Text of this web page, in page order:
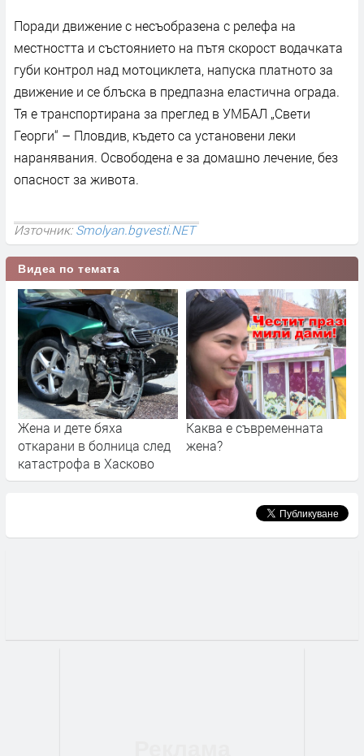
Поради движение с несъобразена с релефа на
местността и състоянието на пътя скорост водачката
губи контрол над мотоциклета, напуска платното за
движение и се блъска в предпазна еластична ограда.
Тя е транспортирана за преглед в УМБАЛ „Свети
Георги“ – Пловдив, където са установени леки
наранявания. Освободена е за домашно лечение, без
опасност за живота.
Източник:Smolyan.bgvesti.NET
Видеа по темата
Жена и дете бяха
откарани в болница след
катастрофа в Хасково
Каква е съвременната
жена?